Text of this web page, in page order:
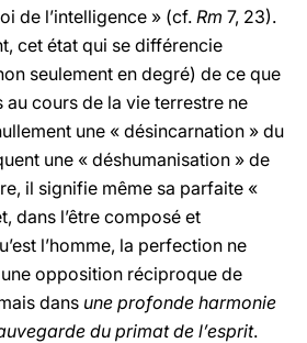
de l’intelligence » (cf. Rm 7, 23).
cet état qui se différencie
seulement en degré) de ce que
cours de la vie terrestre ne
une « désincarnation » du
une « déshumanisation » de
il signifie même sa parfaite «
dans l’être composé et
l’homme, la perfection ne
opposition réciproque de
dans une profonde harmonie
du primat de l’esprit.